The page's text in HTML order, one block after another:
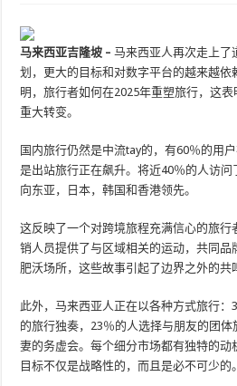
马来西亚吉隆坡 –马来西亚人再次走上了
划，更大的目标和对数字平台的越来越依
明，旅行者如何在2025年重塑旅行，这
重大转变。
国内旅行仍然是中流tay的，有60％的用
是出站旅行正在飙升。将近40％的人访
向东亚，日本，韩国和香港领先。
这反映了一个对跨境旅程充满信心的旅
销人员提供了与区域相关的运动，共同品
肥沃场所，这些故事引起了边界之外的共
此外，马来西亚人正在以各种方式旅行：
的旅行独奏，23％的人选择与朋友的团
妻的务虚会。每个细分市场都有独特的动
目标不仅是战略性的，而且是必不可少的。